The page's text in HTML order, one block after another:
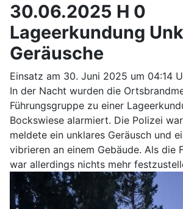
30.06.2025 H 0
Lageerkundung
Geräusche
Einsatz am 30. Juni 2025 um 04:14
In der Nacht wurden die
Führungsgruppe zu einer
Bockswiese alarmiert. Die Polizei
meldete ein unklares Geräusch und
vibrieren an einem Gebäude. Als die
war allerdings nichts mehr